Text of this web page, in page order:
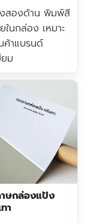
งสองด้าน พิมพ์สี
ในกล่อง เหมาะ
ค้าแบรนด์
ม
าษกล่องแป้ง
า